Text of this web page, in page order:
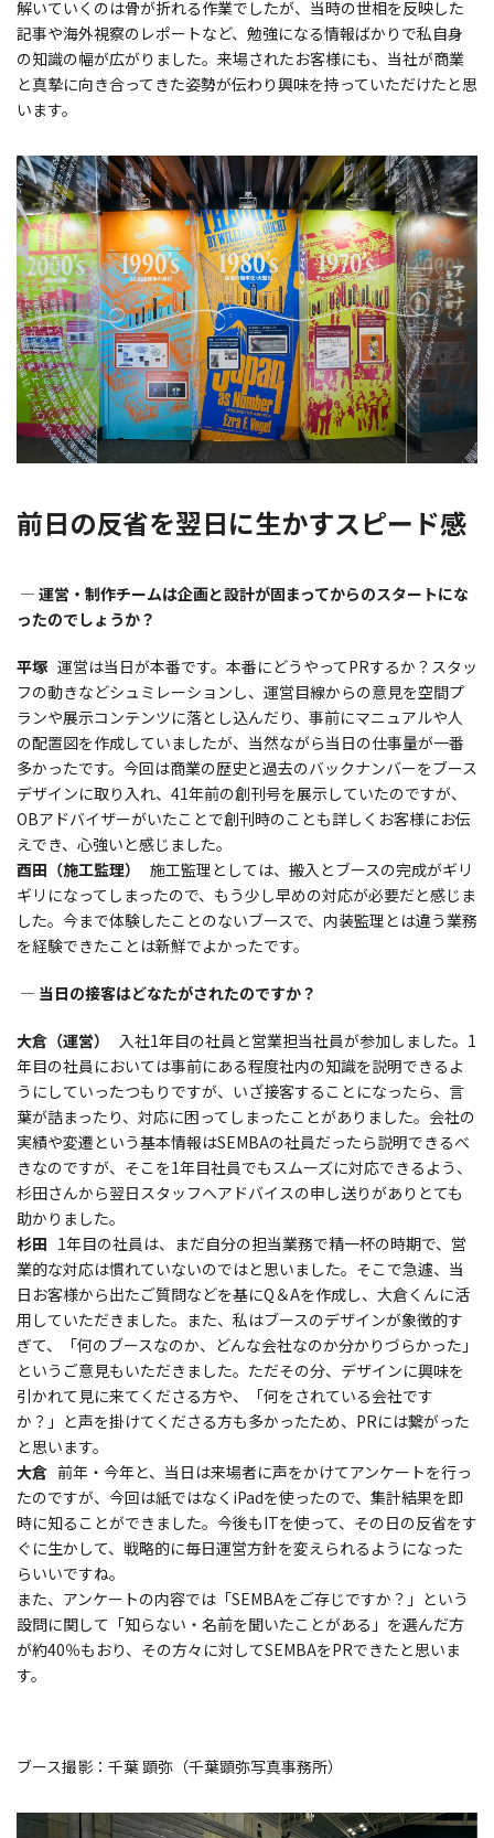
解いていくのは骨が折れる作業でしたが、当時の世相を反映した
記事や海外視察のレポートなど、勉強になる情報ばかりで私自身
の知識の幅が広がりました。来場されたお客様にも、当社が商業
と真摯に向き合ってきた姿勢が伝わり興味を持っていただけたと思
います。
前日の反省を翌日に生かすスピード感
― 運営・制作チームは企画と設計が固まってからのスタートにな
ったのでしょうか？
平塚 運営は当日が本番です。本番にどうやってPRするか？スタッ
フの動きなどシュミレーションし、運営目線からの意見を空間プ
ランや展示コンテンツに落とし込んだり、事前にマニュアルや人
の配置図を作成していましたが、当然ながら当日の仕事量が一番
多かったです。今回は商業の歴史と過去のバックナンバーをブース
デザインに取り入れ、41年前の創刊号を展示していたのですが、
OBアドバイザーがいたことで創刊時のことも詳しくお客様にお伝
えでき、心強いと感じました。
酉田（施工監理）
施工監理としては、搬入とブースの完成がギリ
ギリになってしまったので、もう少し早めの対応が必要だと感じま
した。今まで体験したことのないブースで、内装監理とは違う業務
を経験できたことは新鮮でよかったです。
― 当日の接客はどなたがされたのですか？
大倉（運営）
入社1年目の社員と営業担当社員が参加しました。1
年目の社員においては事前にある程度社内の知識を説明できるよ
うにしていったつもりですが、いざ接客することになったら、言
葉が詰まったり、対応に困ってしまったことがありました。会社の
実績や変遷という基本情報はSEMBAの社員だったら説明できるべ
きなのですが、そこを1年目社員でもスムーズに対応できるよう、
杉田さんから翌日スタッフへアドバイスの申し送りがありとても
助かりました。
杉田 1年目の社員は、まだ自分の担当業務で精一杯の時期で、営
業的な対応は慣れていないのではと思いました。そこで急遽、当
日お客様から出たご質問などを基にQ＆Aを作成し、大倉くんに活
用していただきました。また、私はブースのデザインが象徴的す
ぎて、「何のブースなのか、どんな会社なのか分かりづらかった」
というご意見もいただきました。ただその分、デザインに興味を
引かれて見に来てくださる方や、「何をされている会社です
か？」と声を掛けてくださる方も多かったため、PRには繋がった
と思います。
大倉 前年・今年と、当日は来場者に声をかけてアンケートを行っ
たのですが、今回は紙ではなくiPadを使ったので、集計結果を即
時に知ることができました。今後もITを使って、その日の反省をす
ぐに生かして、戦略的に毎日運営方針を変えられるようになった
らいいですね。
また、アンケートの内容では「SEMBAをご存じですか？」という
設問に関して「知らない・名前を聞いたことがある」を選んだ方
が約40％もおり、その方々に対してSEMBAをPRできたと思いま
す。
ブース撮影：千葉 顕弥（千葉顕弥写真事務所）